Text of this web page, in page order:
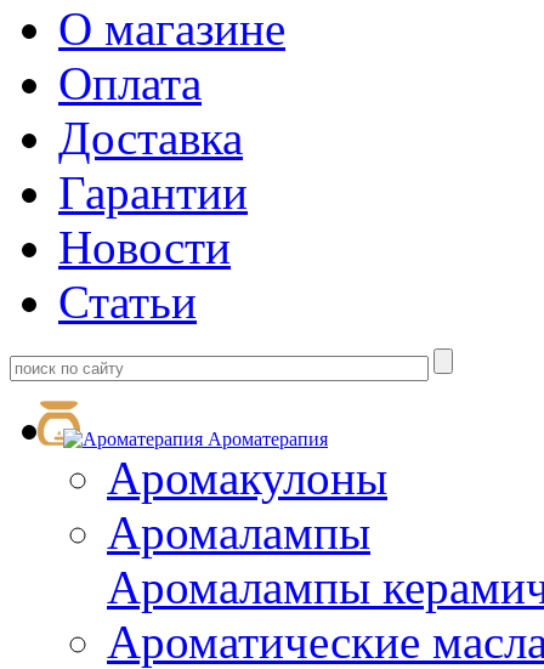
О магазине
Оплата
Доставка
Гарантии
Новости
Статьи
Ароматерапия
Аромакулоны
Аромалампы
Aромалампы
Ароматические